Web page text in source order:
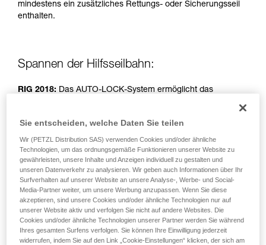
Vorgang alleine sicher zu wiederholen, bevor
Sie ihn eigenständig durchführen.
beschrieben werden.
mindestens ein zusätzliches Rettungs- oder Sicherungsseil
enthalten.
Spannen der Hilfsseilbahn:
RIG 2018: Das AUTO-LOCK-System ermöglicht das
Einfacher Flaschenzug, Spannen durch zwei Personen.
Sie entscheiden, welche Daten Sie teilen
Wir (PETZL Distribution SAS) verwenden Cookies und/oder ähnliche
Technologien, um das ordnungsgemäße Funktionieren unserer Website zu
gewährleisten, unsere Inhalte und Anzeigen individuell zu gestalten und
unseren Datenverkehr zu analysieren. Wir geben auch Informationen über Ihr
Surfverhalten auf unserer Website an unsere Analyse-, Werbe- und Social-
Media-Partner weiter, um unsere Werbung anzupassen. Wenn Sie diese
akzeptieren, sind unsere Cookies und/oder ähnliche Technologien nur auf
unserer Website aktiv und verfolgen Sie nicht auf andere Websites. Die
Cookies und/oder ähnliche Technologien unserer Partner werden Sie während
Ihres gesamten Surfens verfolgen. Sie können Ihre Einwilligung jederzeit
widerrufen, indem Sie auf den Link „Cookie-Einstellungen“ klicken, der sich am